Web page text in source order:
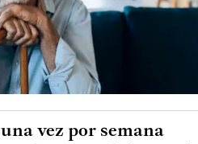
vez por semana